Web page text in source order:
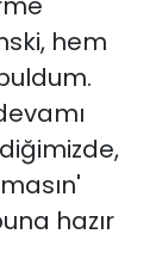
hem
hazır